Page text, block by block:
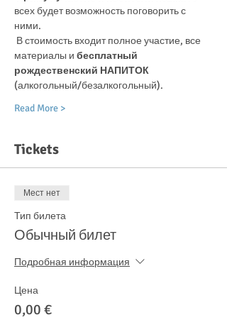
всех будет возможность поговорить с
ними.
материалы и бесплатный
рождественский НАПИТОК
(алкогольный/безалкогольный).
Read More >
Tickets
Мест нет
Тип билета
Обычный билет
Подробная информация
Цена
0,00 €